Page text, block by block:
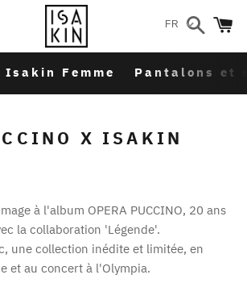
Isakin Femme Pantalons et
X ISAKIN
à l'album OPERA PUCCINO, 20 ans
la collaboration 'Légende'.
une collection inédite et limitée, en
et au concert à l'Olympia.
FR